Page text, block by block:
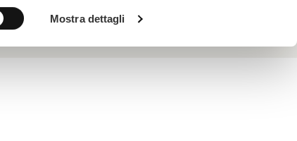
Mostra dettagli